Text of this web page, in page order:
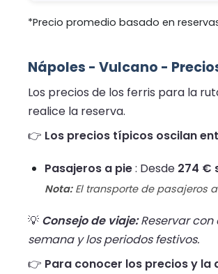
*Precio promedio basado en
Nápoles - Vulcano -
Los precios de los ferris para la
realice la reserva.
👉 Los precios típicos oscilan
Pasajeros a pie: Desde 274 €
Nota:El transporte de pasajeros
💡 Consejo de viaje:Reservar con
semana y los periodos festivos.
👉 Para conocer los precios y la